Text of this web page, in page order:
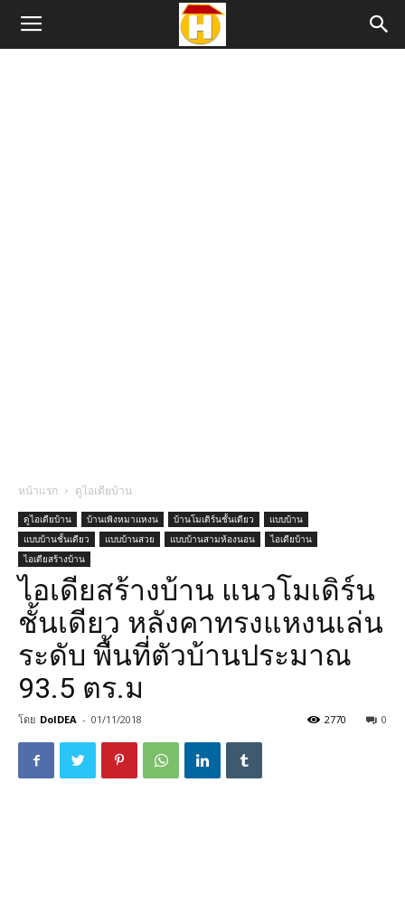
หน้าแรก ดูไอเดียบ้าน
ดูไอเดียบ้าน บ้านเพิงหมาแหงน บ้านโมเดิร์นชั้นเดียว
แบบบ้าน
แบบบ้านชั้นเดียว
แบบบ้านสวย แบบบ้านสามห้องนอน
ไอเดียบ้าน
ไอเดียสร้างบ้าน
ไอเดียสร้างบ้าน แนวโมเดิร์น
ชั้นเดียว หลังคาทรงแหงนเล่น
ระดับ พื้นที่ตัวบ้านประมาณ
93.5 ตร.ม
โดย DoIDEA - 01/11/2018 0
2770